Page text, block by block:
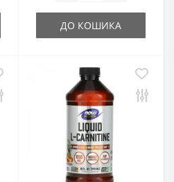
ДО КОШИКА